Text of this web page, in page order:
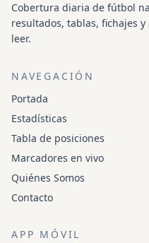
Cobertura diaria de fútbol
resultados, tablas, fichajes
leer.
NAVEGACIÓN
Portada
Estadísticas
Tabla de posiciones
Marcadores en vivo
Quiénes Somos
Contacto
APP MÓVIL